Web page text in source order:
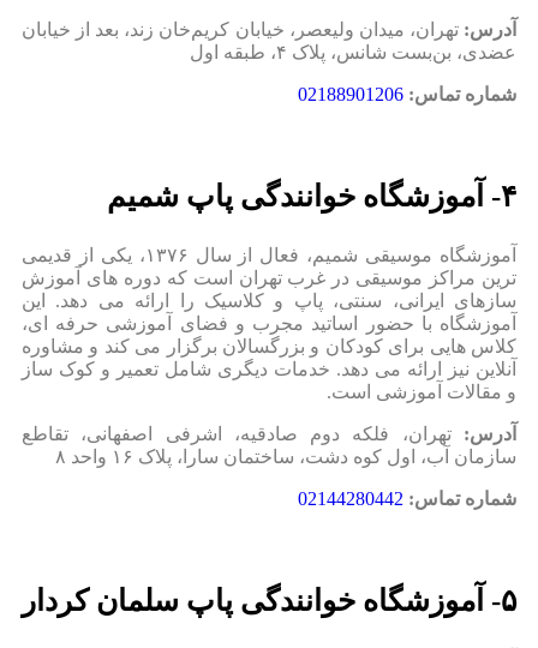
آدرس: تهران، میدان ولیعصر، خیابان کریم‌خان زند، بعد از خیابان
عضدی، بن‌بست شانس، پلاک ۴، طبقه اول
شماره تماس: 02188901206
۴- آموزشگاه خوانندگی پاپ شمیم
آموزشگاه موسیقی شمیم، فعال از سال ۱۳۷۶، یکی از قدیمی‌
ترین مراکز موسیقی در غرب تهران است که دوره‌ های آموزش
سازهای ایرانی، سنتی، پاپ و کلاسیک را ارائه می‌ دهد. این
آموزشگاه با حضور اساتید مجرب و فضای آموزشی حرفه‌ ای،
کلاس‌ هایی برای کودکان و بزرگسالان برگزار می‌ کند و مشاوره
آنلاین نیز ارائه می‌ دهد. خدمات دیگری شامل تعمیر و کوک ساز
و مقالات آموزشی است.
آدرس: تهران، فلکه دوم صادقیه، اشرفی اصفهانی، تقاطع
سازمان آب، اول کوه دشت، ساختمان سارا، پلاک ۱۶ واحد ۸
شماره تماس: 02144280442
۵- آموزشگاه خوانندگی پاپ سلمان کردار